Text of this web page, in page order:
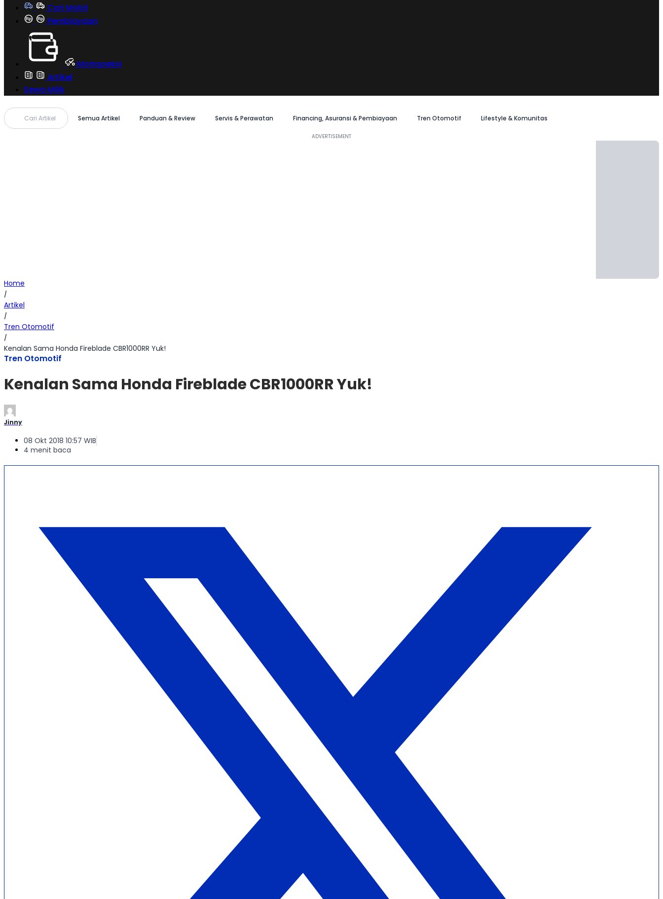
Cari Mobil
Pembiayaan
MoInspeksi
Artikel
Sewa Milik
Cari Artikel Semua Artikel Panduan & Review Servis & Perawatan Financing, Asuransi & Pembiayaan Tren Otomotif Lifestyle & Komunitas
Home
/
Artikel
/
Tren Otomotif
/
Kenalan Sama Honda Fireblade CBR1000RR Yuk!
Tren Otomotif
Kenalan Sama Honda Fireblade CBR1000RR Yuk!
Jinny
08 Okt 2018 10:57 WIB
4 menit baca